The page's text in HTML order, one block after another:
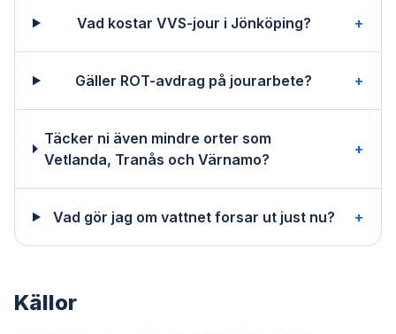
Vad kostar VVS-jour i Jönköping? +
Gäller ROT-avdrag på jourarbete? +
Täcker ni även mindre orter som
Vetlanda, Tranås och Värnamo?
+
Vad gör jag om vattnet forsar ut just nu? +
Källor